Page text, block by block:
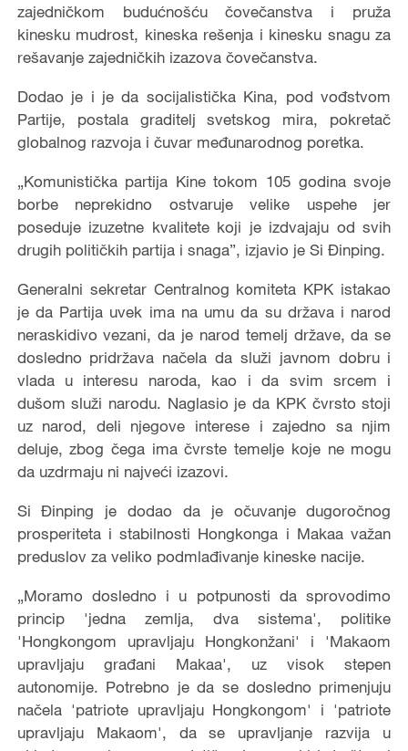
zajedničkom budućnošću čovečanstva i pruža
kinesku mudrost, kineska rešenja i kinesku snagu za
rešavanje zajedničkih izazova čovečanstva.
Dodao je i je da socijalistička Kina, pod vođstvom
Partije, postala graditelj svetskog mira, pokretač
globalnog razvoja i čuvar međunarodnog poretka.
„Komunistička partija Kine tokom 105 godina svoje
borbe neprekidno ostvaruje velike uspehe jer
poseduje izuzetne kvalitete koji je izdvajaju od svih
drugih političkih partija i snaga”, izjavio je Si Đinping.
Generalni sekretar Centralnog komiteta KPK istakao
je da Partija uvek ima na umu da su država i narod
neraskidivo vezani, da je narod temelj države, da se
dosledno pridržava načela da služi javnom dobru i
vlada u interesu naroda, kao i da svim srcem i
dušom služi narodu. Naglasio je da KPK čvrsto stoji
uz narod, deli njegove interese i zajedno sa njim
deluje, zbog čega ima čvrste temelje koje ne mogu
da uzdrmaju ni najveći izazovi.
Si Đinping je dodao da je očuvanje dugoročnog
prosperiteta i stabilnosti Hongkonga i Makaa važan
preduslov za veliko podmlađivanje kineske nacije.
„Moramo dosledno i u potpunosti da sprovodimo
princip 'jedna zemlja, dva sistema', politike
'Hongkongom upravljaju Hongkonžani' i 'Makaom
upravljaju građani Makaa', uz visok stepen
autonomije. Potrebno je da se dosledno primenjuju
načela 'patriote upravljaju Hongkongom' i 'patriote
upravljaju Makaom', da se upravljanje razvija u